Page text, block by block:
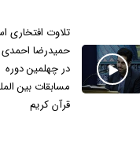
تلاوت افتخاری
حمیدرضا احمدی
در چهلمین دوره
مسابقات بین
قرآن کریم